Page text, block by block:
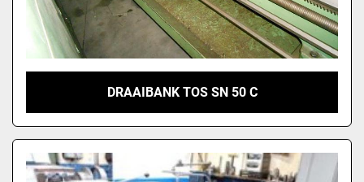
DRAAIBANK TOS SN 50 C